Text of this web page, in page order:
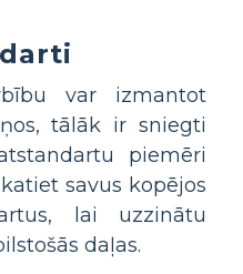
var izmantot
tālāk ir sniegti
piemēri
savus kopējos
lai uzzinātu
daļas.